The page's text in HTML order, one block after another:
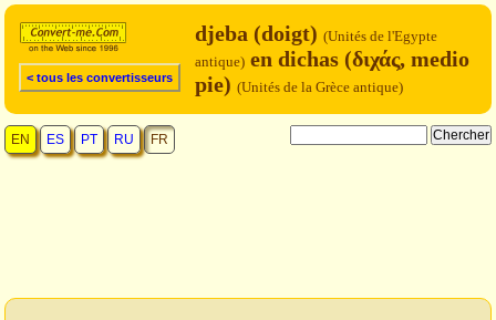
< tous les convertisseurs
djeba (doigt) (Unités de l'Egypte
antique) en dichas (διχάς, medio
pie) (Unités de la Grèce antique)
EN ES PT RU FR